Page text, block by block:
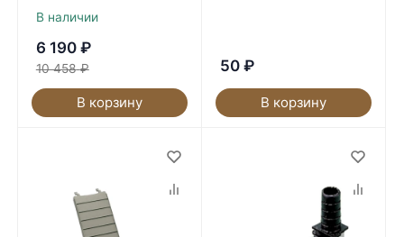
В наличии
6 190 ₽
10 458 ₽
В корзину
50 ₽
В корзину